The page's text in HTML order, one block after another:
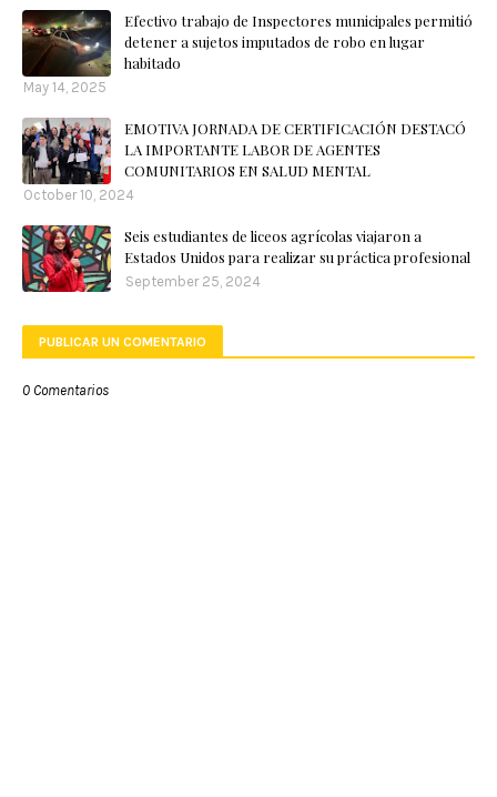
Efectivo trabajo de Inspectores municipales permitió
detener a sujetos imputados de robo en lugar
habitado
May 14, 2025
EMOTIVA JORNADA DE CERTIFICACIÓN DESTACÓ
LA IMPORTANTE LABOR DE AGENTES
COMUNITARIOS EN SALUD MENTAL
October 10, 2024
Seis estudiantes de liceos agrícolas viajaron a
Estados Unidos para realizar su práctica profesional
September 25, 2024
PUBLICAR UN COMENTARIO
0 Comentarios